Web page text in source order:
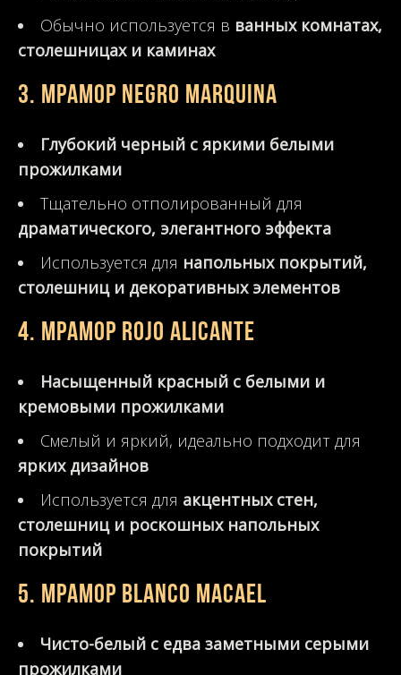
Обычно используется в ванных комнатах,
столешницах и каминах
3. Мрамор Negro Marquina
Глубокий черный с яркими белыми
прожилками
Тщательно отполированный для
драматического, элегантного эффекта
Используется для напольных покрытий,
столешниц и декоративных элементов
4. Мрамор Rojo Alicante
Насыщенный красный с белыми и
кремовыми прожилками
Смелый и яркий, идеально подходит для
ярких дизайнов
Используется для акцентных стен,
столешниц и роскошных напольных
покрытий
5. Мрамор Blanco Macael
Чисто-белый с едва заметными серыми
прожилками